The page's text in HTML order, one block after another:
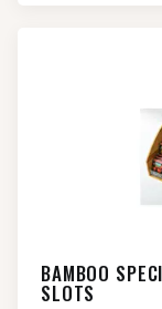
BAMBOO
SLOTS